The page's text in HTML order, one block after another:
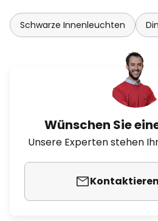
Schwarze Innenleuchten
Wünschen Sie
Unsere Experten stehen